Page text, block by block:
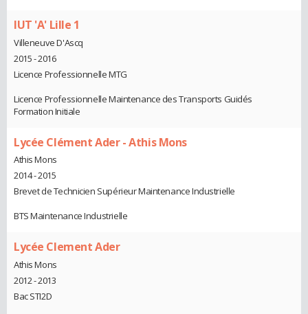
IUT 'A' Lille 1
Villeneuve D'Ascq
2015 - 2016
Licence Professionnelle MTG
Licence Professionnelle Maintenance des Transports Guidés
Formation Initiale
Lycée Clément Ader - Athis Mons
Athis Mons
2014 - 2015
Brevet de Technicien Supérieur Maintenance Industrielle
BTS Maintenance Industrielle
Lycée Clement Ader
Athis Mons
2012 - 2013
Bac STI2D